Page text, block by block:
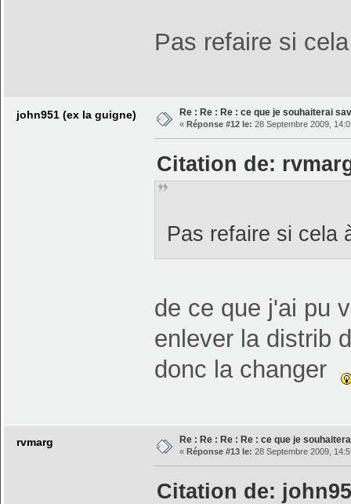
Pas refaire si
john951 (ex la guigne) Re : Re : Re : ce que je souhaiterai
« Réponse #12 le: 28 Septembre 2009,
Citation de:
Pas refaire si cela
de ce que j'ai pu
enlever la distrib
donc la changer
rvmarg Re : Re : Re : Re : ce que je
« Réponse #13 le: 28 Septembre 2009,
Citation de: